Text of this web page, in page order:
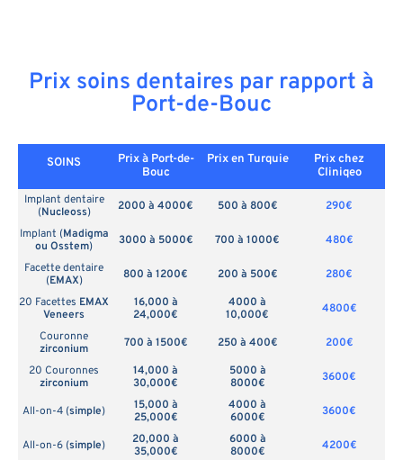
Prix soins dentaires par rapport à
Port-de-Bouc
SOINS
Prix à Port-de-
Bouc
Prix en Turquie
Prix chez
Cliniqeo
Implant dentaire
(Nucleoss) 2000 à 4000€ 500 à 800€
290€
Implant (Madigma
ou Osstem) 3000 à 5000€ 700 à 1000€
480€
Facette dentaire
(EMAX) 800 à 1200€ 200 à 500€
280€
20 Facettes EMAX
Veneers
16,000 à
24,000€
4000 à
10,000€
4800€
Couronne
zirconium
700 à 1500€ 250 à 400€
200€
20 Couronnes
zirconium
14,000 à
30,000€
5000 à
8000€
3600€
All-on-4 (simple)
15,000 à
25,000€
4000 à
6000€
3600€
All-on-6 (simple)
20,000 à
35,000€
6000 à
8000€
4200€